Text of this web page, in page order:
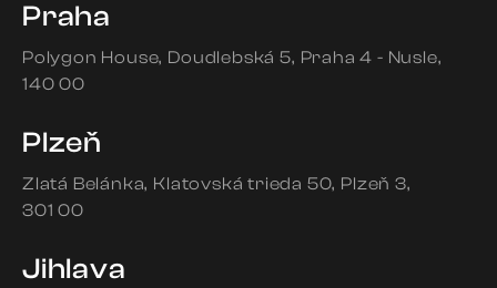
Praha
Polygon House Doudlebská 5 Praha 4 - Nusle
140 00
Plzeň
Zlatá Belánka Klatovská trieda 50 Plzeň 3
301 00
Jihlava